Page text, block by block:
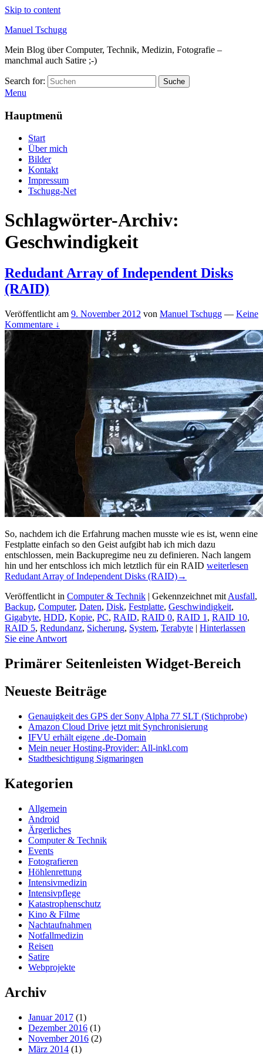
Skip to content
Manuel Tschugg
Mein Blog über Computer, Technik, Medizin, Fotografie –
manchmal auch Satire ;-)
Search for: Suche
Menu
Hauptmenü
Start
Über mich
Bilder
Kontakt
Impressum
Tschugg-Net
Schlagwörter-Archiv:
Geschwindigkeit
Redudant Array of Independent Disks
(RAID)
Veröffentlicht am 9. November 2012 von Manuel Tschugg — Keine
Kommentare ↓
So, nachdem ich die Erfahrung machen musste wie es ist, wenn eine
Festplatte einfach so den Geist aufgibt hab ich mich dazu
entschlossen, mein Backupregime neu zu definieren. Nach langem
hin und her entschloss ich mich letztlich für ein RAID weiterlesen
Redudant Array of Independent Disks (RAID)→
Veröffentlicht in Computer & Technik | Gekennzeichnet mit Ausfall,
Backup, Computer, Daten, Disk, Festplatte, Geschwindigkeit,
Gigabyte, HDD, Kopie, PC, RAID, RAID 0, RAID 1 , RAID 10,
RAID 5, Redundanz, Sicherung, System, Terabyte | Hinterlassen
Sie eine Antwort
Primärer Seitenleisten Widget-Bereich
Neueste Beiträge
Genauigkeit des GPS der Sony Alpha 77 SLT (Stichprobe)
Amazon Cloud Drive jetzt mit Synchronisierung
IFVU erhält eigene .de-Domain
Mein neuer Hosting-Provider: All-inkl.com
Stadtbesichtigung Sigmaringen
Kategorien
Allgemein
Android
Ärgerliches
Computer & Technik
Events
Fotografieren
Höhlenrettung
Intensivmedizin
Intensivpflege
Katastrophenschutz
Kino & Filme
Nachtaufnahmen
Notfallmedizin
Reisen
Satire
Webprojekte
Archiv
Januar 2017 (1)
Dezember 2016 (1)
November 2016 (2)
März 2014 (1)